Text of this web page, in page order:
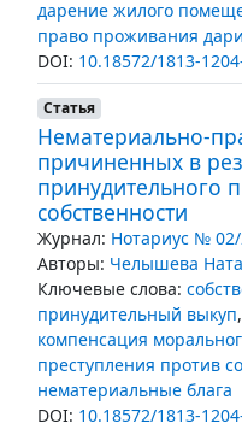
дарение жилого
право проживания
DOI: 10.18572/1813-
Статья
Нематериально-
причиненных в
принудительного
собственности
Журнал: Нотариус №
Авторы: Челышева
Ключевые слова:
принудительный выкуп,
компенсация
преступления против
нематериальные блага
DOI: 10.18572/1813-